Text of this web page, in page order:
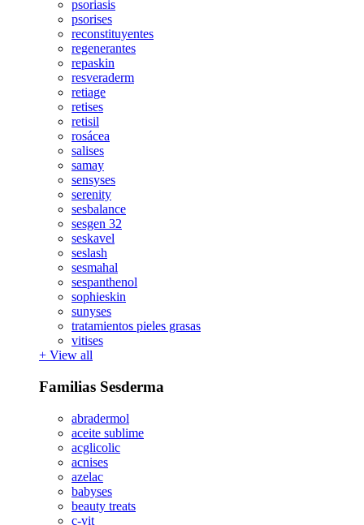
psoriasis
psorises
reconstituyentes
regenerantes
repaskin
resveraderm
retiage
retises
retisil
rosácea
salises
samay
sensyses
serenity
sesbalance
sesgen 32
seskavel
seslash
sesmahal
sespanthenol
sophieskin
sunyses
tratamientos pieles grasas
vitises
+ View all
Familias Sesderma
abradermol
aceite sublime
acglicolic
acnises
azelac
babyses
beauty treats
c-vit